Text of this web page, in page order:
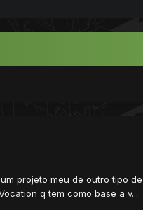
projeto meu de outro tipo
q tem como base a v...